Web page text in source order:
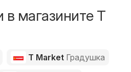
магазините T
T Market Градушка